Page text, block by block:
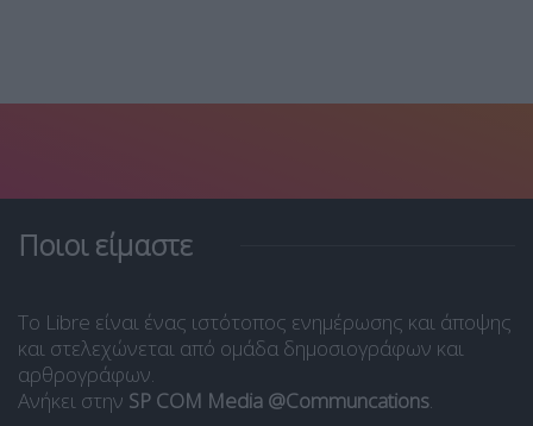
Ποιοι είμαστε
Το Libre είναι ένας ιστότοπος ενημέρωσης και άποψης
και στελεχώνεται από ομάδα δημοσιογράφων και
αρθρογράφων.
Ανήκει στην SP COM Media @Communcations.